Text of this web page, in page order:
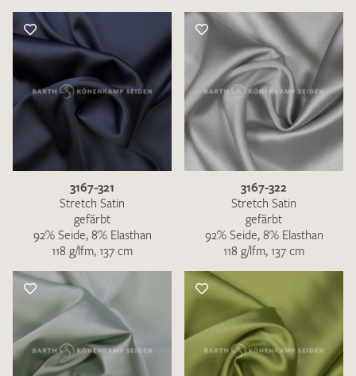
3167-321
Stretch Satin
gefärbt
92% Seide, 8% Elasthan
118 g/lfm, 137 cm
3167-322
Stretch Satin
gefärbt
92% Seide, 8% Elasthan
118 g/lfm, 137 cm